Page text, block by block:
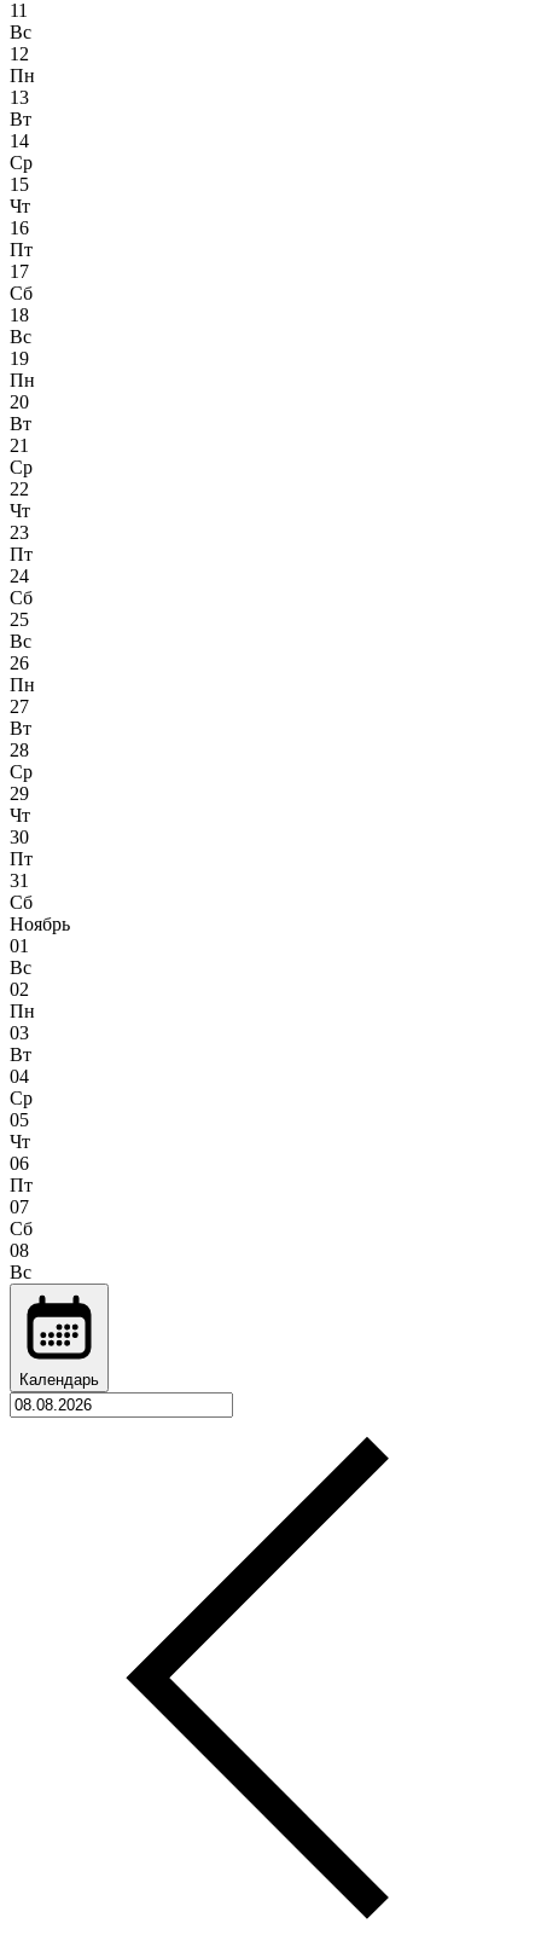
11
Вс
12
Пн
13
Вт
14
Ср
15
Чт
16
Пт
17
Сб
18
Вс
19
Пн
20
Вт
21
Ср
22
Чт
23
Пт
24
Сб
25
Вс
26
Пн
27
Вт
28
Ср
29
Чт
30
Пт
31
Сб
Ноябрь
01
Вс
02
Пн
03
Вт
04
Ср
05
Чт
06
Пт
07
Сб
08
Вс
Календарь